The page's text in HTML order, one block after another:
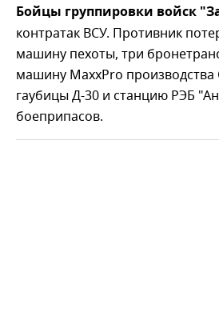
Бойцы группировки войск
контратак ВСУ. Противник
машину пехоты, три
машину MaxxPro
гаубицы Д-30 и станцию РЭБ
боеприпасов.